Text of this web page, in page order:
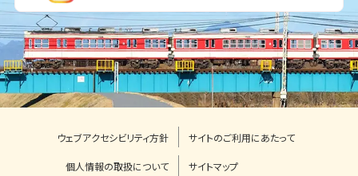
ウェブアクセシビリティ方針 サイトのご利用にあたって
個人情報の取扱について サイトマップ